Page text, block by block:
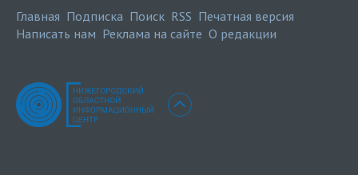
Главная Подписка Поиск RSS Печатная версия
Написать нам Реклама на сайте О редакции